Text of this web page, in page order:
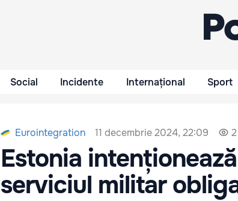
Social Incidente Internațional Sport
Eurointegration 11 decembrie 2024, 22:09
Estonia
serviciul militar